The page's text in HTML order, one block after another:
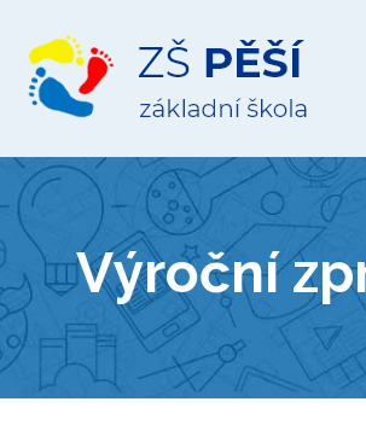
ZŠ
Pěší
Výroční